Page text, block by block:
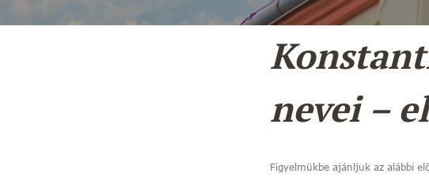
nevei –
Figyelmükbe ajánljuk az alábbi